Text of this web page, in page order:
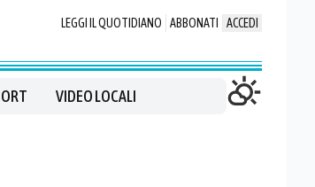
LEGGI IL QUOTIDIANO ABBONATI ACCEDI
VIDEO LOCALI